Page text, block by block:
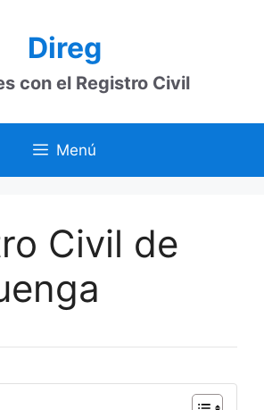
Direg
con el Registro Civil
Menú
Civil de